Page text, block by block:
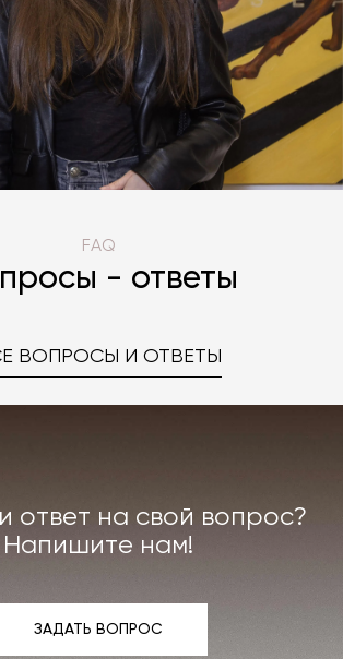
FAQ
- ответы
ВОПРОСЫ И ОТВЕТЫ
ответ на свой вопрос?
Напишите нам!
ЗАДАТЬ ВОПРОС